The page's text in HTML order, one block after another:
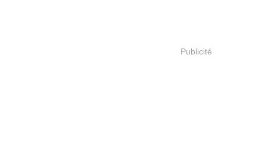
Publicité